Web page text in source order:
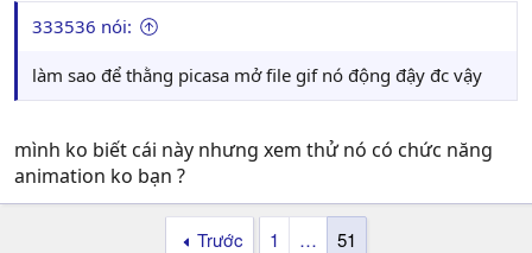
333536 nói:
làm sao để thằng picasa mở file gif nó động đậy đc vậy
mình ko biết cái này nhưng xem thử nó có chức năng
animation ko bạn ?
Trước 1 … 51